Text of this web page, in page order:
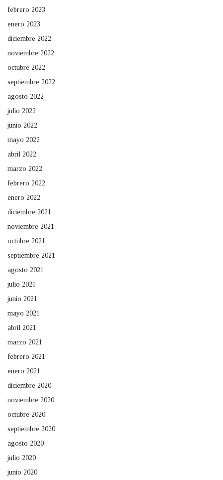
febrero 2023
enero 2023
diciembre 2022
noviembre 2022
octubre 2022
septiembre 2022
agosto 2022
julio 2022
junio 2022
mayo 2022
abril 2022
marzo 2022
febrero 2022
enero 2022
diciembre 2021
noviembre 2021
octubre 2021
septiembre 2021
agosto 2021
julio 2021
junio 2021
mayo 2021
abril 2021
marzo 2021
febrero 2021
enero 2021
diciembre 2020
noviembre 2020
octubre 2020
septiembre 2020
agosto 2020
julio 2020
junio 2020